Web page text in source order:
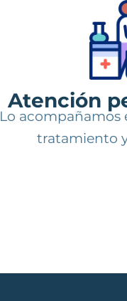
Atención
Lo acompañamos
tratamiento